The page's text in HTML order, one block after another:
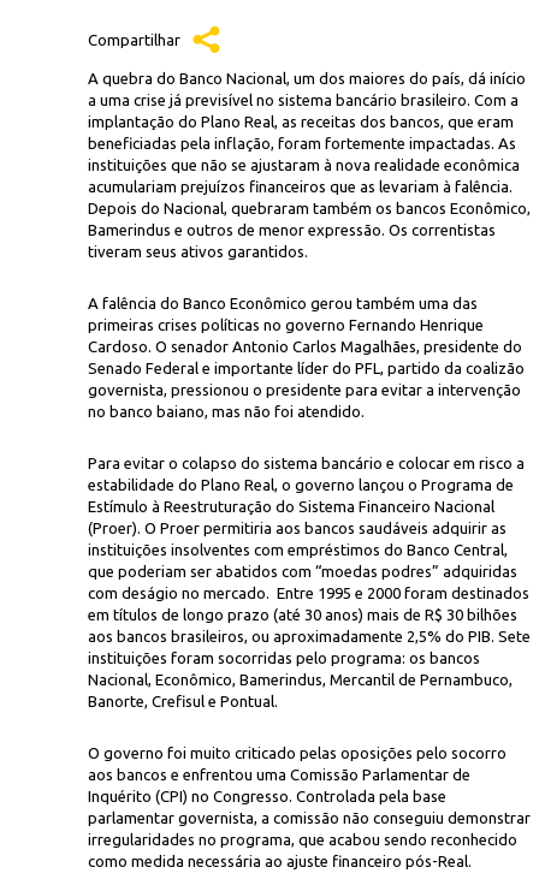
Compartilhar
A quebra do Banco Nacional, um dos maiores do país, dá início
a uma crise já previsível no sistema bancário brasileiro. Com a
implantação do Plano Real, as receitas dos bancos, que eram
beneficiadas pela inflação, foram fortemente impactadas. As
instituições que não se ajustaram à nova realidade econômica
acumulariam prejuízos financeiros que as levariam à falência.
Depois do Nacional, quebraram também os bancos Econômico,
Bamerindus e outros de menor expressão. Os correntistas
tiveram seus ativos garantidos.
A falência do Banco Econômico gerou também uma das
primeiras crises políticas no governo Fernando Henrique
Cardoso. O senador Antonio Carlos Magalhães, presidente do
Senado Federal e importante líder do PFL, partido da coalizão
governista, pressionou o presidente para evitar a intervenção
no banco baiano, mas não foi atendido.
Para evitar o colapso do sistema bancário e colocar em risco a
estabilidade do Plano Real, o governo lançou o Programa de
Estímulo à Reestruturação do Sistema Financeiro Nacional
(Proer). O Proer permitiria aos bancos saudáveis adquirir as
instituições insolventes com empréstimos do Banco Central,
que poderiam ser abatidos com “moedas podres” adquiridas
com deságio no mercado. Entre 1995 e 2000 foram destinados
em títulos de longo prazo (até 30 anos) mais de R$ 30 bilhões
aos bancos brasileiros, ou aproximadamente 2,5% do PIB. Sete
instituições foram socorridas pelo programa: os bancos
Nacional, Econômico, Bamerindus, Mercantil de Pernambuco,
Banorte, Crefisul e Pontual.
O governo foi muito criticado pelas oposições pelo socorro
aos bancos e enfrentou uma Comissão Parlamentar de
Inquérito (CPI) no Congresso. Controlada pela base
parlamentar governista, a comissão não conseguiu demonstrar
irregularidades no programa, que acabou sendo reconhecido
como medida necessária ao ajuste financeiro pós-Real.
o presidente do Banco Central, Gustavo Loyola (1° à esq.), se reúnem
aos bancos
Ailton de Freitas/Ag.